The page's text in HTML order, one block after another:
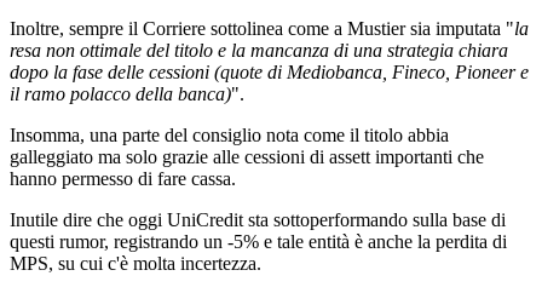
Inoltre, sempre il Corriere sottolinea come a Mustier sia imputata "la
resa non ottimale del titolo e la mancanza di una strategia chiara
dopo la fase delle cessioni (quote di Mediobanca, Fineco, Pioneer e
il ramo polacco della banca)".
Insomma, una parte del consiglio nota come il titolo abbia
galleggiato ma solo grazie alle cessioni di assett importanti che
hanno permesso di fare cassa.
Inutile dire che oggi UniCredit sta sottoperformando sulla base di
questi rumor, registrando un -5% e tale entità è anche la perdita di
MPS, su cui c'è molta incertezza.